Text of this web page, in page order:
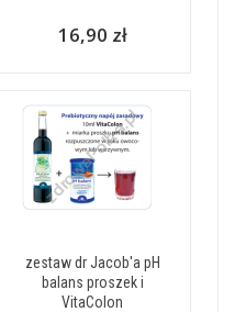
16,90 zł
zestaw dr Jacob'a pH
balans proszek i
VitaColon